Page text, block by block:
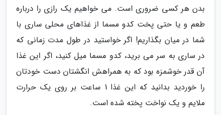
بدن هر کسی ضروری است. می خواهیم یک رازی را درباره
طعم و یا حتی پخت کدو مسما از غذاهای محلی ساری با
شما در میان بگذاریم! اگر خواستید در طول مدت زمانی که
در ساری به سر می برید، کدو مسما میل کنید، اگر این غذا
آن قدر خوشمزه بود که به همراهش انگشتان دست خودتان
را خوردید بدانید که این غذا 1 ساعت بر روی یک حرارت
ملایم و یک نواخت پخته شده است.